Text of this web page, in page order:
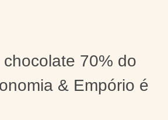
70% do
& Empório é